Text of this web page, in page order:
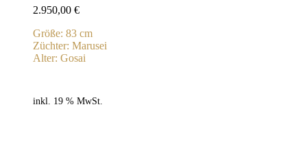
2.950,00 €
Größe: 83 cm
Züchter: Marusei
Alter: Gosai
inkl. 19 % MwSt.